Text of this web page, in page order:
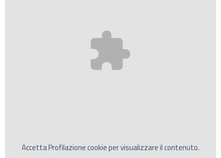
AccettaProfilazionecookie per visualizzare il contenuto.